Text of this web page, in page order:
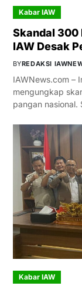
Kabar IAW
Skandal 300
IAW Desak
BYREDAKSI
IAWNews.com –
mengungkap
pangan
Kabar IAW